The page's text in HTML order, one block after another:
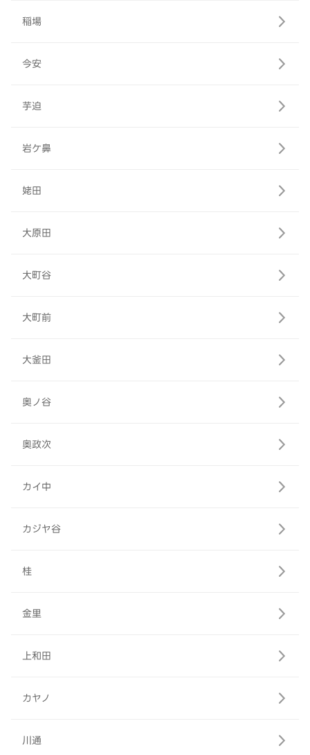
稲場
今安
芋迫
岩ケ鼻
姥田
大原田
大町谷
大町前
大釜田
奥ノ谷
奥政次
カイ中
カジヤ谷
桂
金里
上和田
カヤノ
川通